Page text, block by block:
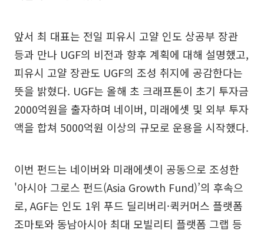
앞서 최 대표는 전일 피유시 고얄 인도 상공부 장관
등과 만나 UGF의 비전과 향후 계획에 대해 설명했고,
피유시 고얄 장관도 UGF의 조성 취지에 공감한다는
뜻을 밝혔다. UGF는 올해 초 크래프톤이 초기 투자금
2000억원을 출자하며 네이버, 미래에셋 및 외부 투자
액을 합쳐 5000억원 이상의 규모로 운용을 시작했다.
이번 펀드는 네이버와 미래에셋이 공동으로 조성한
'아시아 그로스 펀드(Asia Growth Fund)’의 후속으
로, AGF는 인도 1위 푸드 딜리버리·퀵커머스 플랫폼
조마토와 동남아시아 최대 모빌리티 플랫폼 그랩 등